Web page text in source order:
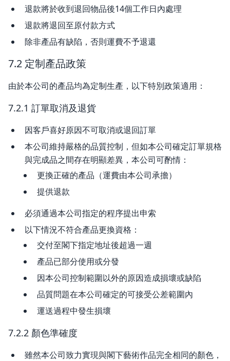
退款將於收到退回物品後14個工作日內處理
退款將退回至原付款方式
除非產品有缺陷，否則運費不予退還
7.2 定制產品政策
由於本公司的產品均為定制生產，以下特別政策適用：
7.2.1 訂單取消及退貨
因客戶喜好原因不可取消或退回訂單
本公司維持嚴格的品質控制，但如本公司確定訂單規格
與完成品之間存在明顯差異，本公司可酌情：
更換正確的產品（運費由本公司承擔）
提供退款
必須通過本公司指定的程序提出申索
以下情況不符合產品更換資格：
交付至閣下指定地址後超過一週
產品已部分使用或分發
因本公司控制範圍以外的原因造成損壞或缺陷
品質問題在本公司確定的可接受公差範圍內
運送過程中發生損壞
7.2.2 顏色準確度
雖然本公司致力實現與閣下藝術作品完全相同的顏色，